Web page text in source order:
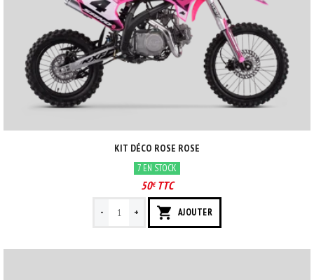
KIT DÉCO ROSE ROSE
7 EN STOCK
50€TTC
- + AJOUTER